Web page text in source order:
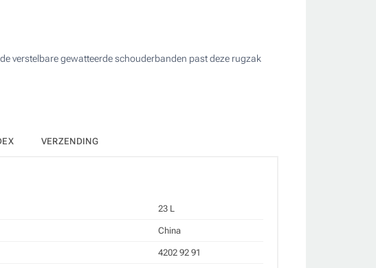
verstelbare gewatteerde schouderbanden past deze rugzak
VERZENDING
23 L
China
4202 92 91